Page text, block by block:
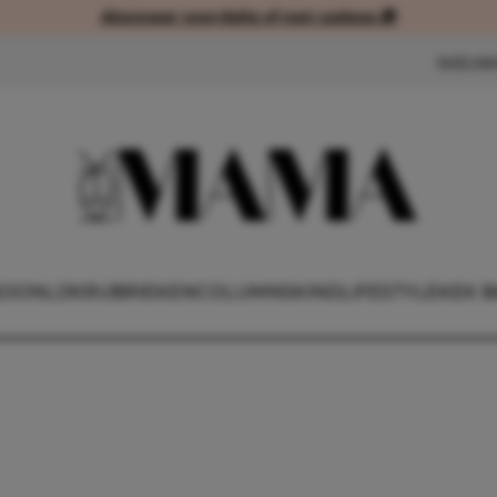
Abonneer voordelig of met cadeau 🎁
Abonneer voordelig of met